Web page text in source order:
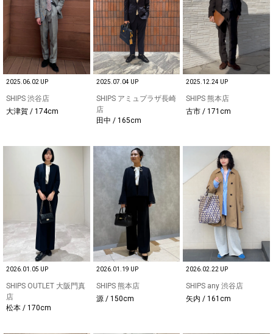
2025.06.02 UP
SHIPS 渋谷店
大津賀 / 174cm
2025.07.04 UP
SHIPS アミュプラザ長崎
店
田中 / 165cm
2025.12.24 UP
SHIPS 熊本店
古市 / 171cm
2026.01.05 UP
SHIPS OUTLET 大阪門真
店
松本 / 170cm
2026.01.19 UP
SHIPS 熊本店
源 / 150cm
2026.02.22 UP
SHIPS any 渋谷店
矢内 / 161cm